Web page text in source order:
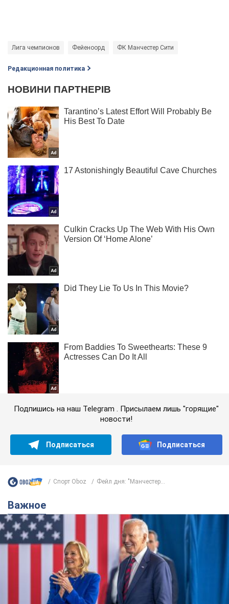
Лига чемпионов Фейеноорд ФК Манчестер Сити
Редакционная политика
Подпишись на наш Telegram . Присылаем лишь "горящие"
новости!
Подписаться Подписаться
Спорт Oboz Фейл дня: "Манчестер...
Важное